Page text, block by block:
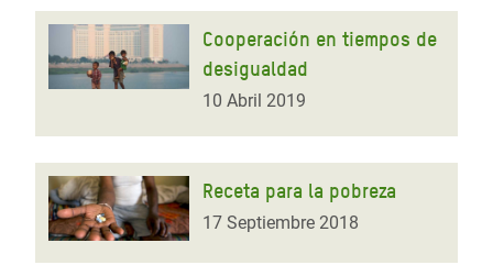
la
navegación
Cooperación en tiempos de
desigualdad
10 Abril 2019
Receta para la pobreza
17 Septiembre 2018